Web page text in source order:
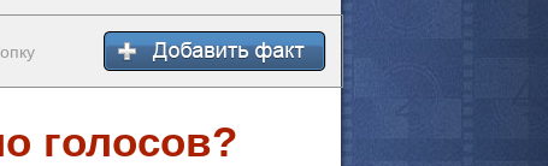
голосов?